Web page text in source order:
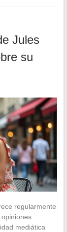
Jules
su
regularmente
mediática